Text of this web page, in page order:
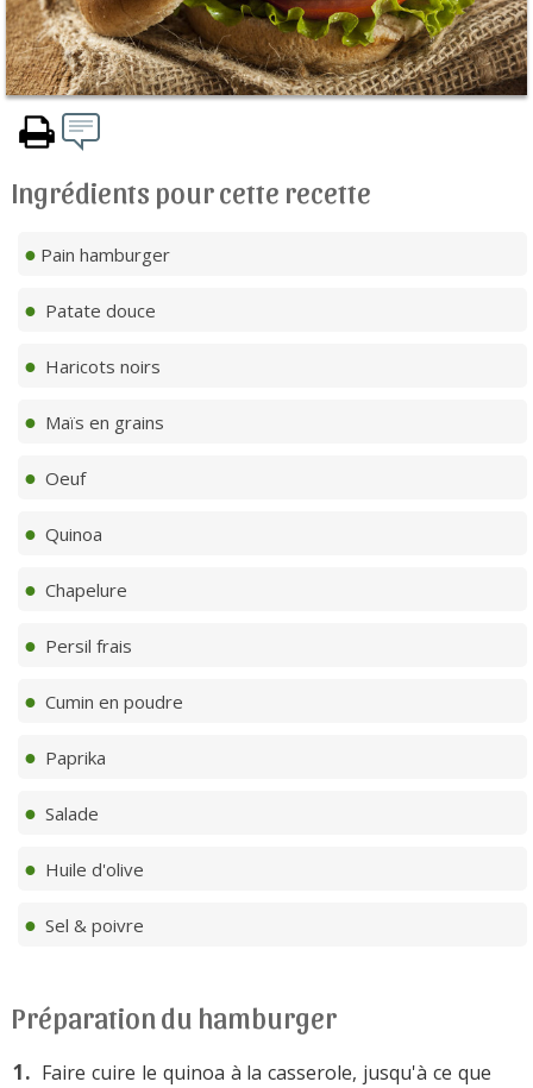
Ingrédients pour cette recette
Pain hamburger
Patate douce
Haricots noirs
Maïs en grains
Oeuf
Quinoa
Chapelure
Persil frais
Cumin en poudre
Paprika
Salade
Huile d'olive
Sel & poivre
Préparation du hamburger
Faire cuire le quinoa à la casserole, jusqu'à ce que